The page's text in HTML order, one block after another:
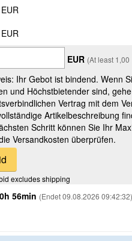
EUR (At least 1,00
Ihr Gebot ist bindend. Wenn
und Höchstbietender sind,
Vertrag mit dem
Artikelbeschreibung
Schritt können Sie Ihr
Versandkosten überprüfen.
excludes shipping
56min (Endet 09.08.2026 09:42:32)